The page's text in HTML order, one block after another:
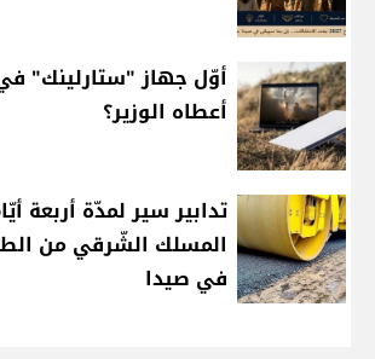
أوّل جهاز "ستارلينك"
أعطاه الوزير؟
تدابير سير لمدّة أربعة
المسلك الشّرقي من
في صيدا